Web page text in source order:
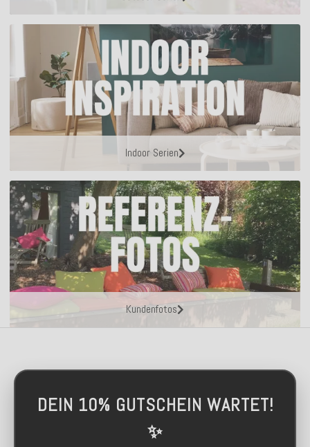
Indoor Serien
Kundenfotos
DEIN 10% GUTSCHEIN WARTET!
✨